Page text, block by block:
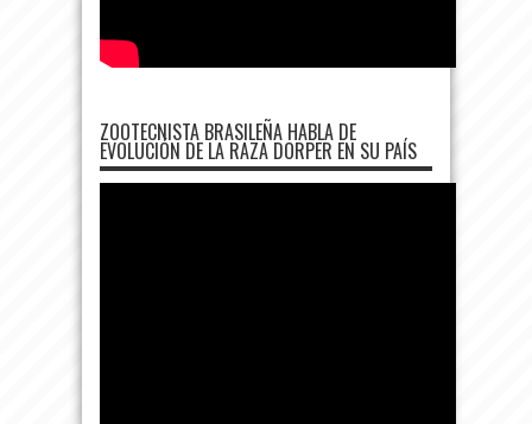
ZOOTECNISTA BRASILEÑA HABLA DE
EVOLUCIÓN DE LA RAZA DORPER EN SU PAÍS